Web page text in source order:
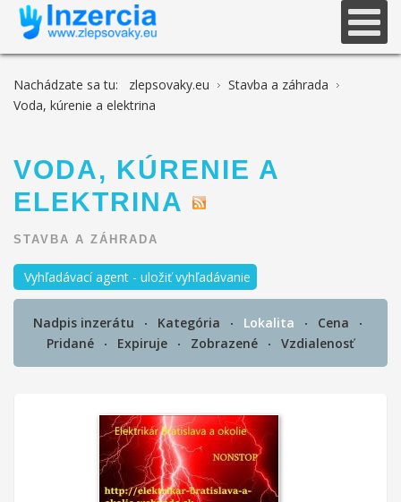
Nachádzate sa tu: zlepsovaky.eu
Stavba a záhrada
Voda, kúrenie a elektrina
VODA, KÚRENIE A
ELEKTRINA
STAVBA A ZÁHRADA
Vyhľadávací agent - uložiť vyhľadávanie
Nadpis inzerátu Kategória Lokalita
Cena
Pridané
Expiruje Zobrazené Vzdialenosť